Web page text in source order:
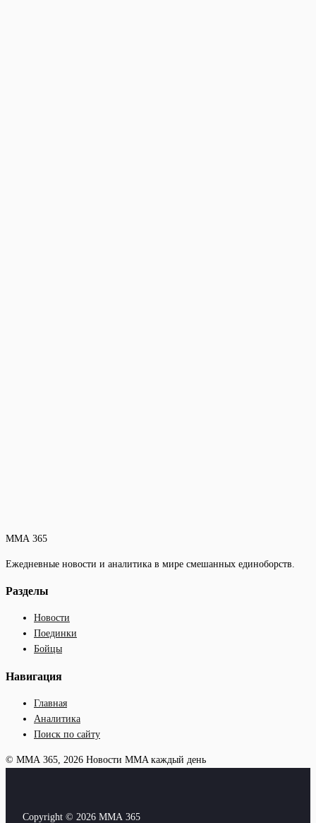
ММА 365
Ежедневные новости и аналитика в мире смешанных единоборств.
Разделы
Новости
Поединки
Бойцы
Навигация
Главная
Аналитика
Поиск по сайту
© ММА 365, 2026 Новости MMA каждый день
Copyright © 2026 ММА 365